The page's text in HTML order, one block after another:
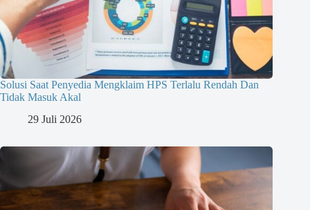
Solusi Saat Penyedia Mengklaim HPS Terlalu Rendah Dan
Tidak Masuk Akal
29 Juli 2026